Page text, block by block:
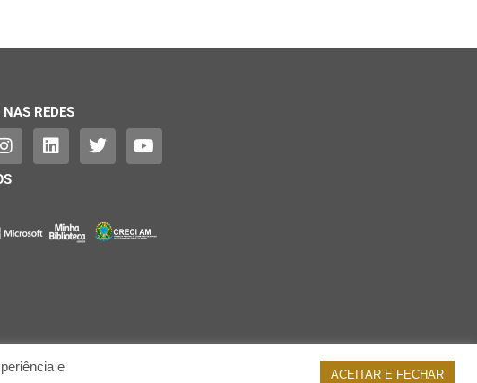
REDES
e
ACEITAR E FECHAR